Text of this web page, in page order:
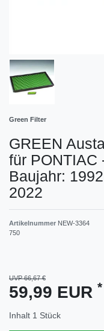
Green Filter
GREEN
für PONTIAC
Baujahr:
2022
Artikelnummer NEW-3364
750
UVP 66,67 €
59,99 EUR *
Inhalt 1 Stück